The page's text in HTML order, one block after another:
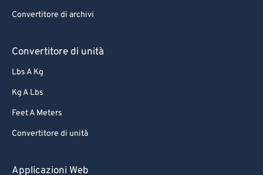
Convertitore di archivi
Convertitore di unità
Lbs A Kg
Kg A Lbs
Feet A Meters
Convertitore di unità
Applicazioni Web